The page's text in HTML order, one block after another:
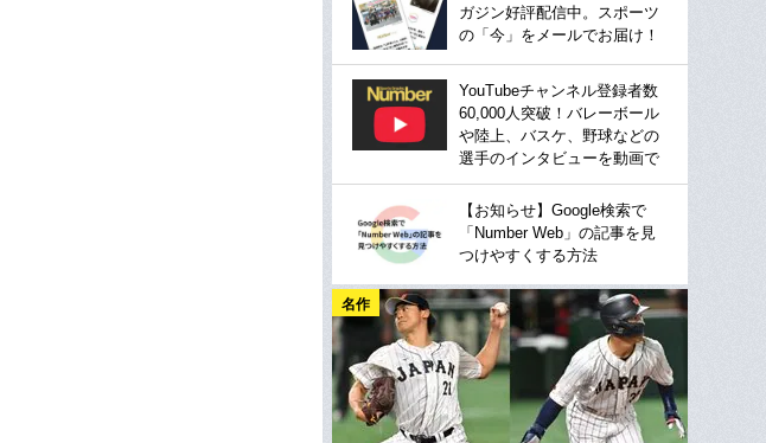
ガジン好評配信中。スポーツ
の「今」をメールでお届け！
YouTubeチャンネル登録者数
60,000人突破！バレーボール
や陸上、バスケ、野球などの
選手のインタビューを動画で
【お知らせ】Google検索で
「Number Web」の記事を見
つけやすくする方法
名作